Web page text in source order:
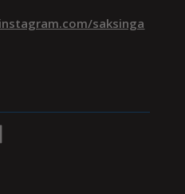
saksinga